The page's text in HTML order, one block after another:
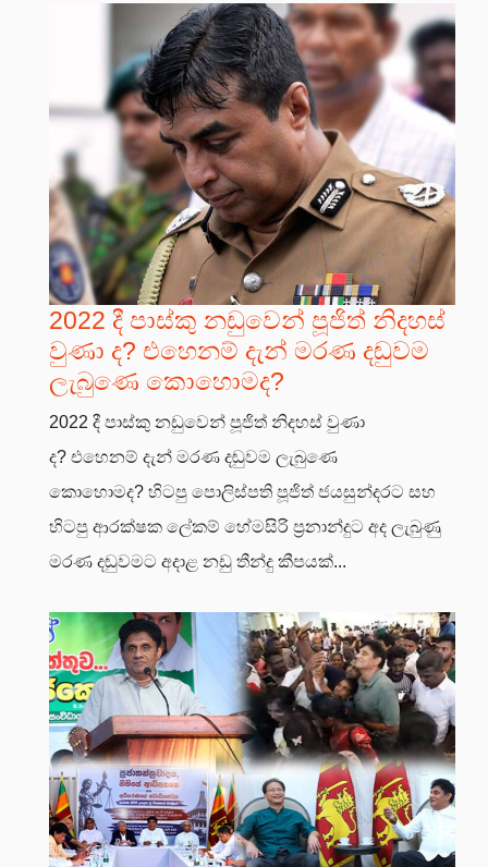
2022 දී පාස්කු නඩුවෙන් පූජිත් නිදහස්
වුණා ද? එහෙනම් දැන් මරණ දඬුවම
ලැබුණෙ කොහොමද?
2022 දී පාස්කු නඩුවෙන් පූජිත් නිදහස් වුණා
ද? එහෙනම් දැන් මරණ දඬුවම ලැබුණෙ
කොහොමද? හිටපු පොලිස්පති පූජිත් ජයසුන්දරට සහ
හිටපු ආරක්ෂක ලේකම් හේමසිරි ප්‍රනාන්දුට අද ලැබුණු
මරණ දඬුවමට අදාළ නඩු තීන්දු කීපයක්...